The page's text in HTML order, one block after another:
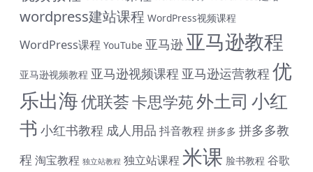
wordpress建站课程 WordPress视频课程
WordPress课程 YouTube 亚马逊 亚马逊教程
亚马逊视频教程 亚马逊视频课程 亚马逊运营教程 优
乐出海优联荟卡思学苑外土司 小红
书 小红书教程 成人用品 抖音教程 拼多多 拼多多教
程 淘宝教程 独立站教程 独立站课程米课 脸书教程 谷歌